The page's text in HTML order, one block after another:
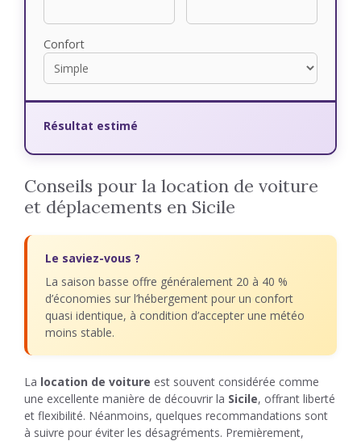
Confort
Résultat estimé
Conseils pour la location de voiture
et déplacements en Sicile
Le saviez-vous ?
La saison basse offre généralement 20 à 40 %
d’économies sur l’hébergement pour un confort
quasi identique, à condition d’accepter une météo
moins stable.
La location de voiture est souvent considérée comme
une excellente manière de découvrir la Sicile, offrant liberté
et flexibilité. Néanmoins, quelques recommandations sont
à suivre pour éviter les désagréments. Premièrement,